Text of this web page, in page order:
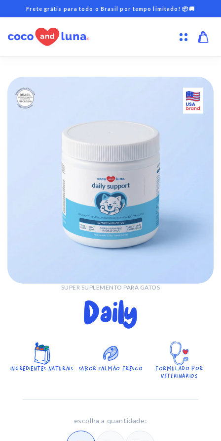
para o
conteúdo
Frete grátis para todo o Brasil por tempo limitado! 📦🚚
SUPER SUPLEMENTO PARA GATOS
Daily
INGREDIENTES NATURAIS SABOR SALMÃO FRESCO
FORMULADO POR
VETERINÁRIOS
escolha a quantidade: